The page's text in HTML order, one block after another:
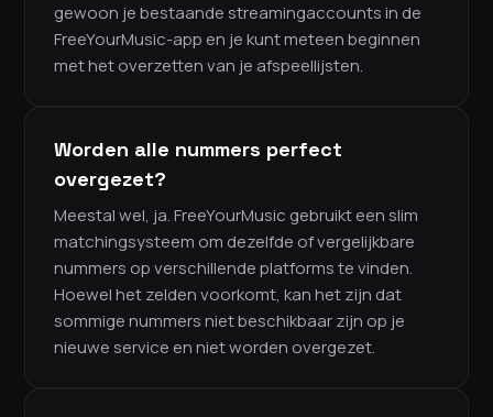
gewoon je bestaande streamingaccounts in de
FreeYourMusic-app en je kunt meteen beginnen
met het overzetten van je afspeellijsten.
Worden alle nummers perfect
overgezet?
Meestal wel, ja. FreeYourMusic gebruikt een slim
matchingsysteem om dezelfde of vergelijkbare
nummers op verschillende platforms te vinden.
Hoewel het zelden voorkomt, kan het zijn dat
sommige nummers niet beschikbaar zijn op je
nieuwe service en niet worden overgezet.